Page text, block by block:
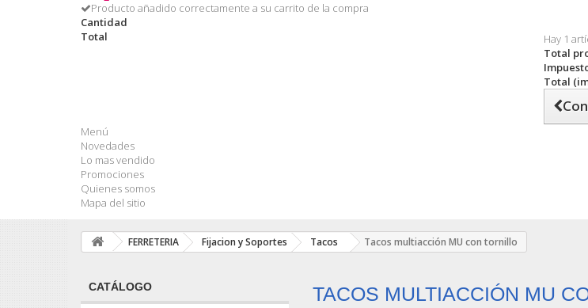
Producto añadido correctamente a su carrito de la compra
Cantidad
Total
Hay 1
Total
Total
Menú
Novedades
Lo mas vendido
Promociones
Quienes somos
Mapa del sitio
FERRETERIA Fijacion y Soportes Tacos Tacos multiacción MU con tornillo
CATÁLOGO TACOS MULTIACCIÓN MU